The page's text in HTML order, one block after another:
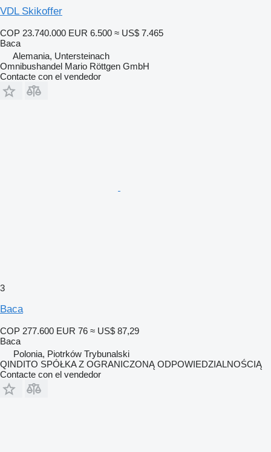
VDL Skikoffer
COP 23.740.000 EUR 6.500 ≈ US$ 7.465
Baca
Alemania, Untersteinach
Omnibushandel Mario Röttgen GmbH
Contacte con el vendedor
3
Baca
COP 277.600 EUR 76 ≈ US$ 87,29
Baca
Polonia, Piotrków Trybunalski
QINDITO SPÓŁKA Z OGRANICZONĄ ODPOWIEDZIALNOŚCIĄ
Contacte con el vendedor